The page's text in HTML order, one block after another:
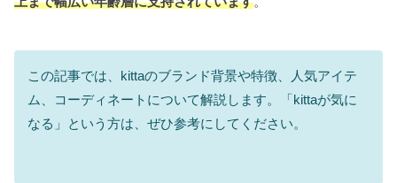
この記事では、kittaのブランド背景や特徴、人気アイテ
ム、コーディネートについて解説します。「kittaが気に
なる」という方は、ぜひ参考にしてください。